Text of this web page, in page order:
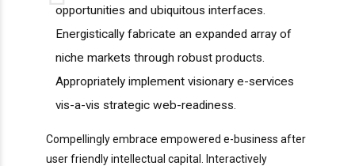
opportunities and ubiquitous interfaces.
Energistically fabricate an expanded array of
niche markets through robust products.
Appropriately implement visionary e-services
vis-a-vis strategic web-readiness.
Compellingly embrace empowered e-business after
user friendly intellectual capital. Interactively